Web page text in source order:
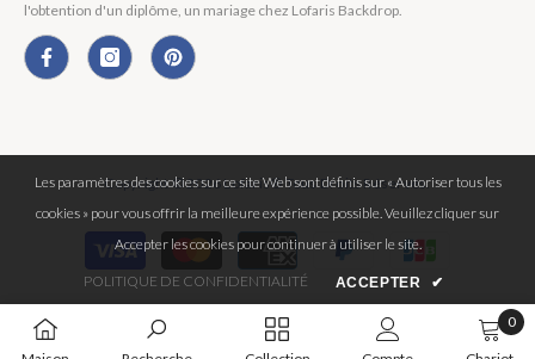
l'obtention d'un diplôme, un mariage chez Lofaris Backdrop.
Copyright © 2026 Lofaris® Tous Droits Réservés.
Moyens
paiement
0
0
Les paramètres des cookies sur ce site Web sont définis sur « Autoriser tous les
cookies » pour vous offrir la meilleure expérience possible. Veuillez cliquer sur
Accepter les cookies pour continuer à utiliser le site.
POLITIQUE DE CONFIDENTIALITÉ ACCEPTER ✔